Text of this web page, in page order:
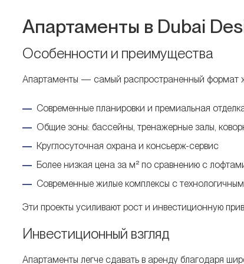
Апартаменты в Dubai
Особенности и преимущества
Апартаменты — самый распространенный формат
Современные планировки и премиальная
Общие зоны: бассейны, тренажерные залы,
Круглосуточная охрана и консьерж-сервис
Более низкая цена за м² по сравнению с
Современные жилые комплексы с
Эти проекты усиливают рост и инвестиционную
Инвестиционный взгляд
Апартаменты легче сдавать в аренду благодаря